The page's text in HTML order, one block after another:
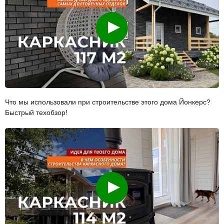
Смотреть
Что мы использовали при строительстве этого дома Йонкерс?
Быстрый техобзор!
Смотреть